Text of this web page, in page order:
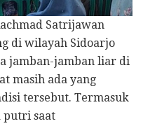
Satrijawan
di wilayah Sidoarjo
jamban-jamban liar di
masih ada yang
tersebut. Termasuk
putri saat